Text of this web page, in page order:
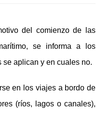
del comienzo de las
se informa a los
aplican y en cuales no.
en los viajes a bordo de
(ríos, lagos o canales),